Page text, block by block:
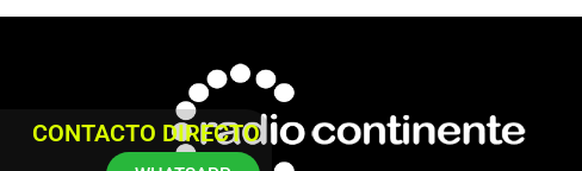
CONTACTO DIRECTO